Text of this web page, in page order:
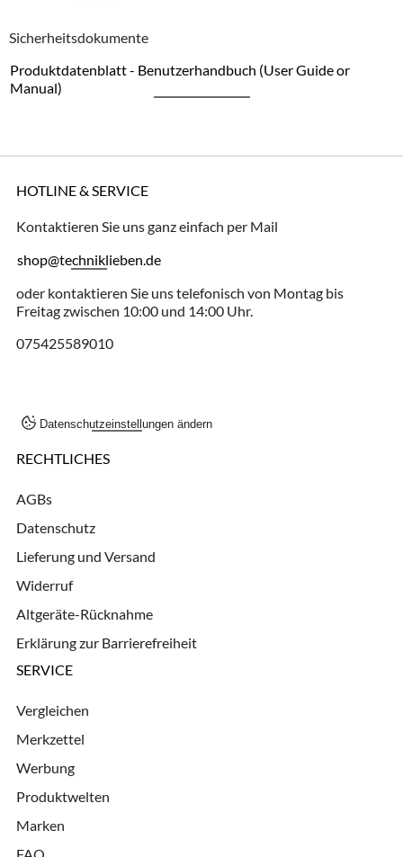
Sicherheitsdokumente
Produktdatenblatt - Benutzerhandbuch (User Guide or
Manual)
HOTLINE & SERVICE
Kontaktieren Sie uns ganz einfach per Mail
shop@techniklieben.de
oder kontaktieren Sie uns telefonisch von Montag bis
Freitag zwischen 10:00 und 14:00 Uhr.
075425589010
Datenschutzeinstellungen ändern
RECHTLICHES
AGBs
Datenschutz
Lieferung und Versand
Widerruf
Altgeräte-Rücknahme
Erklärung zur Barrierefreiheit
SERVICE
Vergleichen
Merkzettel
Werbung
Produktwelten
Marken